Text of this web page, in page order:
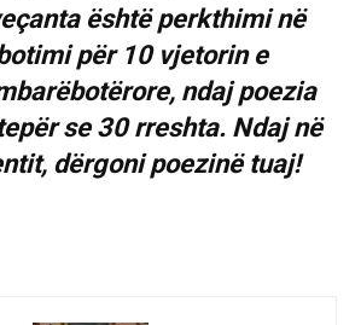
është perkthimi në
për 10 vjetorin e
ndaj poezia
se 30 rreshta. Ndaj në
dërgoni poezinë tuaj!